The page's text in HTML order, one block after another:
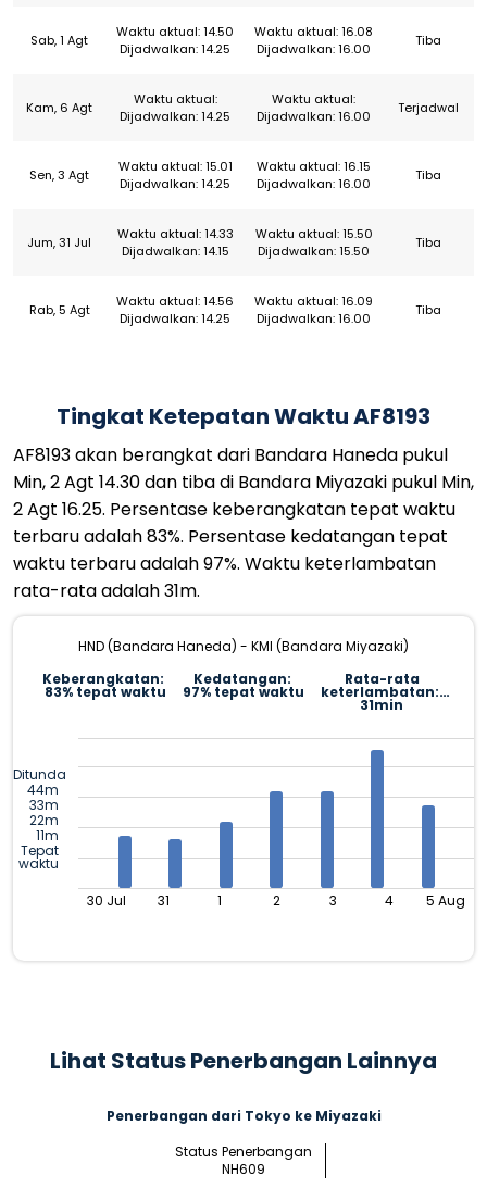
Sab, 1 Agt
Waktu aktual: 14.50
Dijadwalkan: 14.25
Waktu aktual: 16.08
Dijadwalkan: 16.00
Tiba
Kam, 6 Agt
Waktu aktual:
Dijadwalkan: 14.25
Waktu aktual:
Dijadwalkan: 16.00
Terjadwal
Sen, 3 Agt
Waktu aktual: 15.01
Dijadwalkan: 14.25
Waktu aktual: 16.15
Dijadwalkan: 16.00
Tiba
Jum, 31 Jul
Waktu aktual: 14.33
Dijadwalkan: 14.15
Waktu aktual: 15.50
Dijadwalkan: 15.50
Tiba
Rab, 5 Agt
Waktu aktual: 14.56
Dijadwalkan: 14.25
Waktu aktual: 16.09
Dijadwalkan: 16.00
Tiba
Tingkat Ketepatan Waktu AF8193
AF8193 akan berangkat dari Bandara Haneda pukul
Min, 2 Agt 14.30 dan tiba di Bandara Miyazaki pukul Min,
2 Agt 16.25. Persentase keberangkatan tepat waktu
terbaru adalah 83%. Persentase kedatangan tepat
waktu terbaru adalah 97%. Waktu keterlambatan
rata-rata adalah 31m.
HND (Bandara Haneda) - KMI (Bandara Miyazaki)
Keberangkatan:
83% tepat waktu
Kedatangan:
97% tepat waktu
Rata-rata
keterlambatan:
31min
Ditunda
44m
33m
22m
11m
Tepat
waktu
30 Jul 31 1 2 3 4 5 Aug
Lihat Status Penerbangan Lainnya
Penerbangan dari Tokyo ke Miyazaki
Status Penerbangan
NH609